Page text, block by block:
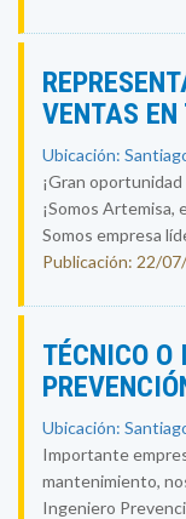
VENTAS EN
Ubicación:
¡Gran
¡Somos Artemisa,
Somos empresa
Publicación: 22/
TÉCNICO O
Ubicación:
Importante
mantenimiento,
Ingeniero